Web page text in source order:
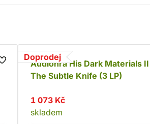
Doprodej
Audiohra His Dark Materials
The Subtle Knife (3 LP)
1 073 Kč
skladem